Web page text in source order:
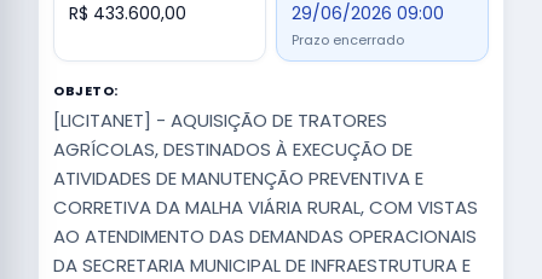
R$ 433.600,00 29/06/2026 09:00
Prazo encerrado
OBJETO:
[LICITANET] - AQUISIÇÃO DE TRATORES
AGRÍCOLAS, DESTINADOS À EXECUÇÃO DE
ATIVIDADES DE MANUTENÇÃO PREVENTIVA E
CORRETIVA DA MALHA VIÁRIA RURAL, COM VISTAS
AO ATENDIMENTO DAS DEMANDAS OPERACIONAIS
DA SECRETARIA MUNICIPAL DE INFRAESTRUTURA E